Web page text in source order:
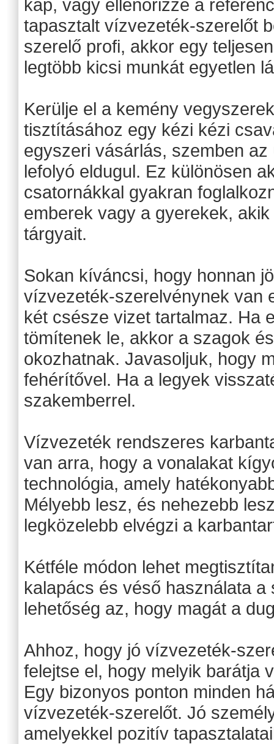
kap, vagy ellenőrizze a
tapasztalt vízvezeték-szerelőt
szerelő profi, akkor egy
legtöbb kicsi munkát egyetlen
Kerülje el a kemény
tisztításához egy kézi kézi
egyszeri vásárlás, szemben
lefolyó eldugul. Ez különösen
csatornákkal gyakran
emberek vagy a gyerekek,
tárgyait.
Sokan kíváncsi, hogy honnan
vízvezeték-szerelvénynek van
két csésze vizet tartalmaz. Ha
tömítenek le, akkor a szagok
okozhatnak. Javasoljuk, hogy
fehérítővel. Ha a legyek
szakemberrel.
Vízvezeték rendszeres
van arra, hogy a vonalakat
technológia, amely
Mélyebb lesz, és nehezebb
legközelebb elvégzi a
Kétféle módon lehet
kalapács és véső használata
lehetőség az, hogy magát a
Ahhoz, hogy jó vízvezeték-
felejtse el, hogy melyik barátja
Egy bizonyos ponton minden
vízvezeték-szerelőt. Jó
amelyekkel pozitív